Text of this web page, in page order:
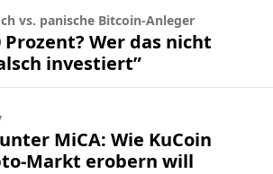
vs. panische Bitcoin-Anleger
Prozent? Wer das nicht
investiert”
MiCA: Wie KuCoin
Markt erobern will